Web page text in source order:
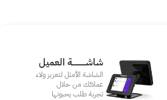
شاشـــــــــــة العميل
الشاشة الأمثل لتعزيز ولاء
عملائك من خلال
تجربة طلب يحبونها